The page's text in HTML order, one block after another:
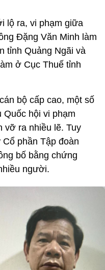
lộ ra, vi phạm giữa
Đặng Văn Minh làm
tỉnh Quảng Ngãi và
ở Cục Thuế tỉnh
bộ cấp cao, một số
Quốc hội vi phạm
vỡ ra nhiều lẽ. Tuy
phần Tập đoàn
bố bằng chứng
người.